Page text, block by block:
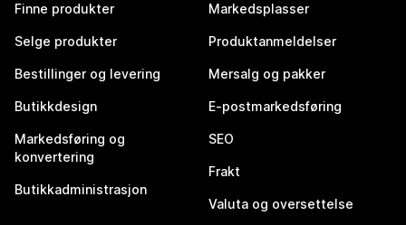
Finne produkter
Selge produkter
Bestillinger og levering
Butikkdesign
Markedsføring og
konvertering
Butikkadministrasjon
Markedsplasser
Produktanmeldelser
Mersalg og pakker
E-postmarkedsføring
SEO
Frakt
Valuta og oversettelse